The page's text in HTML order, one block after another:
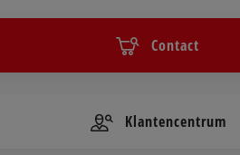
Contact
Klantencentrum